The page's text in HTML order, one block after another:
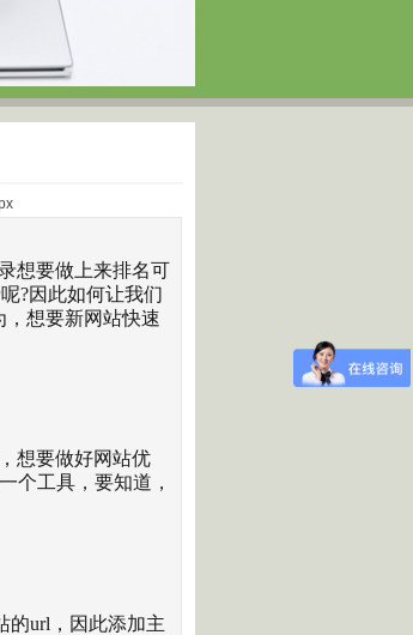
想要做上来排名可
?因此如何让我们
，想要新网站快速
想要做好网站优
个工具，要知道，
的url，因此添加主